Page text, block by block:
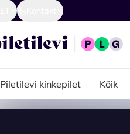
Piletilevi kinkepilet Kõik